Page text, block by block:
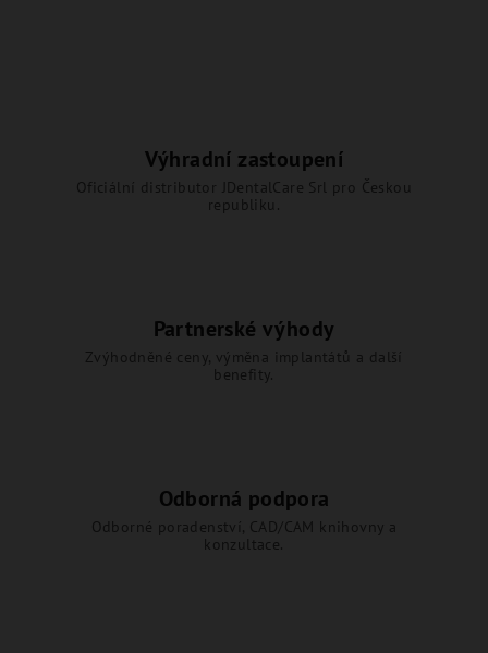
Výhradní zastoupení
Oficiální distributor JDentalCare Srl pro Českou
republiku.
Partnerské výhody
Zvýhodněné ceny, výměna implantátů a další
benefity.
Odborná podpora
Odborné poradenství, CAD/CAM knihovny a
konzultace.